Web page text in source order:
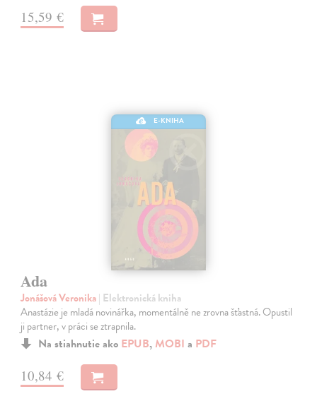
15,59 €
E-KNIHA
Ada
Jonášová Veronika| Elektronická kniha
Anastázie je mladá novinářka, momentálně ne zrovna šťastná. Opustil
ji partner, v práci se ztrapnila.
Na stiahnutie ako EPUB, MOBI a PDF
10,84 €